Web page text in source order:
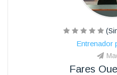
Entrenador
Fares